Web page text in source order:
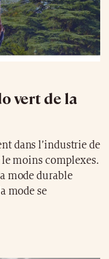
vert de la
moins complexes.
mode durable
mode se